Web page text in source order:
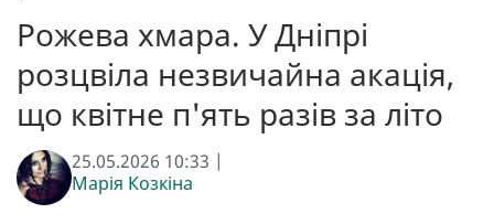
Рожева хмара. У Дніпрі
розцвіла незвичайна акація,
що квітне п'ять разів за літо
25.05.2026 10:33 |
Марія Козкіна